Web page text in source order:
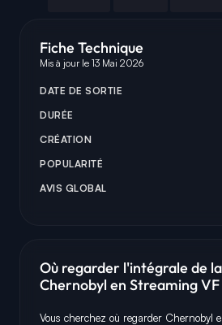
Fiche Technique
Mis à jour le 13 Mai 2026
DATE DE SORTIE
DURÉE
CRÉATION
POPULARITÉ
AVIS GLOBAL
Où regarder l'intégrale de
Chernobyl en Streaming VF
Vous cherchez où regarder Chernobyl